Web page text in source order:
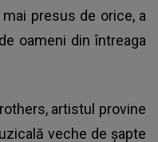
presus de orice, a
oameni din întreaga
artistul provine
veche de șapte